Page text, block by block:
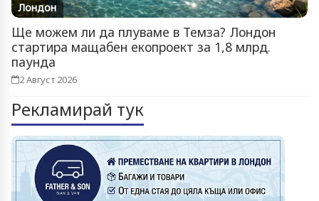
Лондон
Ще можем ли да плуваме в Темза? Лондон
стартира мащабен екопроект за 1,8 млрд.
паунда
2 Август 2026
Рекламирай тук